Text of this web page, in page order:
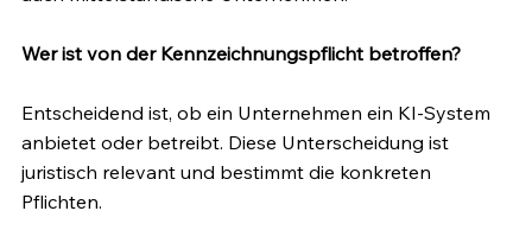
Wer ist von der Kennzeichnungspflicht betroffen?
Entscheidend ist, ob ein Unternehmen ein KI-System
anbietet oder betreibt. Diese Unterscheidung ist
juristisch relevant und bestimmt die konkreten
Pflichten.